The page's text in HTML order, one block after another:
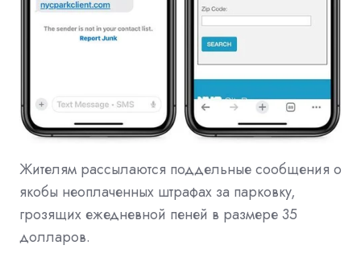
Жителям рассылаются поддельные сообщения о
якобы неоплаченных штрафах за парковку,
грозящих ежедневной пеней в размере 35
долларов.